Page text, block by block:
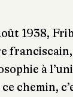
1938,
à
chemin,